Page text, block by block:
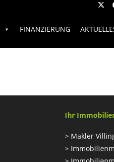
FINANZIERUNG
Ihr
> Makler
>